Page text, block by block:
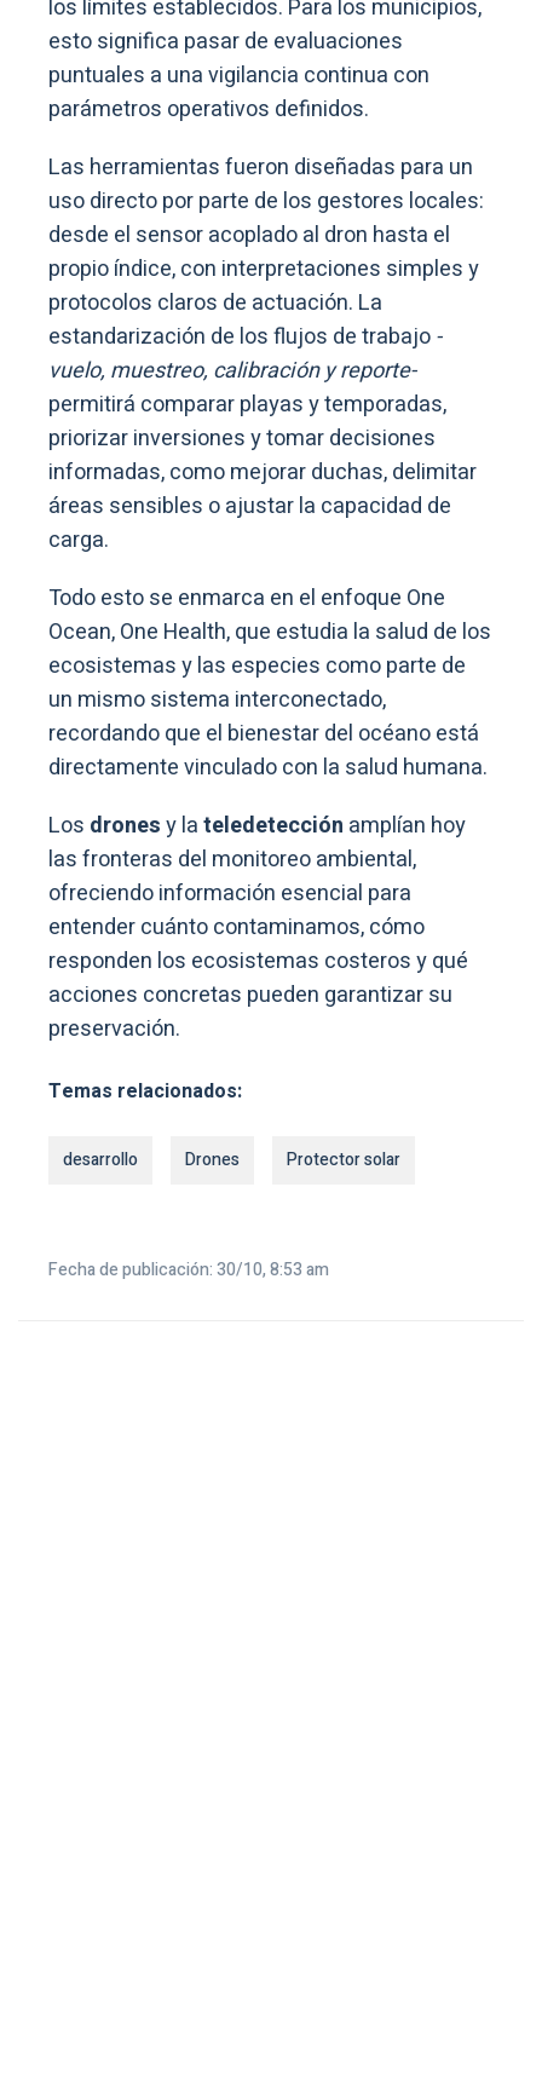
los límites establecidos. Para los municipios,
esto significa pasar de evaluaciones
puntuales a una vigilancia continua con
parámetros operativos definidos.
Las herramientas fueron diseñadas para un
uso directo por parte de los gestores locales:
desde el sensor acoplado al dron hasta el
propio índice, con interpretaciones simples y
protocolos claros de actuación. La
estandarización de los flujos de trabajo-
vuelo, muestreo, calibración y reporte-
permitirá comparar playas y temporadas,
priorizar inversiones y tomar decisiones
informadas, como mejorar duchas, delimitar
áreas sensibles o ajustar la capacidad de
carga.
Todo esto se enmarca en el enfoque One
Ocean, One Health, que estudia la salud de los
ecosistemas y las especies como parte de
un mismo sistema interconectado,
recordando que el bienestar del océano está
directamente vinculado con la salud humana.
Los dronesy lateledetección amplían hoy
las fronteras del monitoreo ambiental,
ofreciendo información esencial para
entender cuánto contaminamos, cómo
responden los ecosistemas costeros y qué
acciones concretas pueden garantizar su
preservación.
Temas relacionados:
desarrollo Drones Protector solar
Fecha de publicación: 30/10, 8:53 am